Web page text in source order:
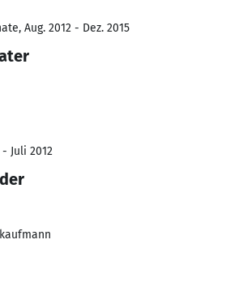
Aug. 2012 - Dez. 2015
Juli 2012